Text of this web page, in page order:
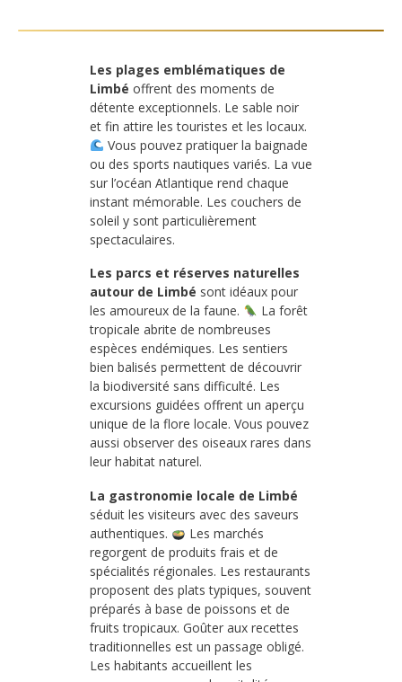
Les plages emblématiques de
Limbé offrent des moments de
détente exceptionnels. Le sable noir
et fin attire les touristes et les locaux.
Vous pouvez pratiquer la baignade
ou des sports nautiques variés. La vue
sur l’océan Atlantique rend chaque
instant mémorable. Les couchers de
soleil y sont particulièrement
spectaculaires.
Les parcs et réserves naturelles
autour de Limbé sont idéaux pour
les amoureux de la faune.
La forêt
tropicale abrite de nombreuses
espèces endémiques. Les sentiers
bien balisés permettent de découvrir
la biodiversité sans difficulté. Les
excursions guidées offrent un aperçu
unique de la flore locale. Vous pouvez
aussi observer des oiseaux rares dans
leur habitat naturel.
La gastronomie locale de Limbé
séduit les visiteurs avec des saveurs
authentiques.
Les marchés
regorgent de produits frais et de
spécialités régionales. Les restaurants
proposent des plats typiques, souvent
préparés à base de poissons et de
fruits tropicaux. Goûter aux recettes
traditionnelles est un passage obligé.
Les habitants accueillent les